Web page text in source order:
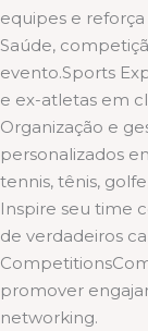
equipes e
Saúde,
evento.Sports
e ex-atletas em
Organização e
personalizados
tennis, tênis,
Inspire seu time
de verdadeiros
promover
networking.